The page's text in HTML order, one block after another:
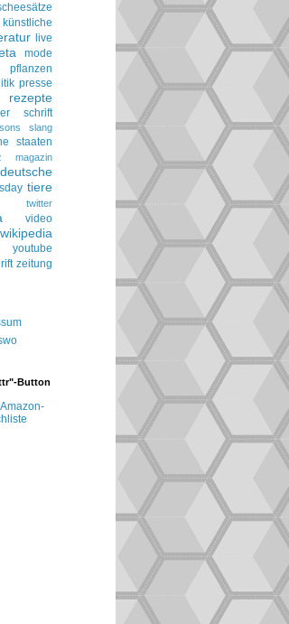
künstliche
live
mode
pflanzen
presse
rezepte
schrift
slang
staaten
magazin
tiere
twitter
video
wikipedia
youtube
zeitung
Button